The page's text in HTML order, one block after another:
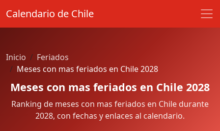
Calendario de Chile
Inicio
Feriados
Meses con mas feriados en Chile 2028
Meses con mas feriados en Chile 2028
Ranking de meses con mas feriados en Chile durante
2028, con fechas y enlaces al calendario.